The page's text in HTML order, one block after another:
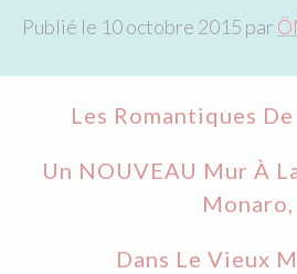
Publié le 10 octobre 2015 par
Les Romantiques
Un NOUVEAU Mur À
Monaro,
Dans Le Vieux